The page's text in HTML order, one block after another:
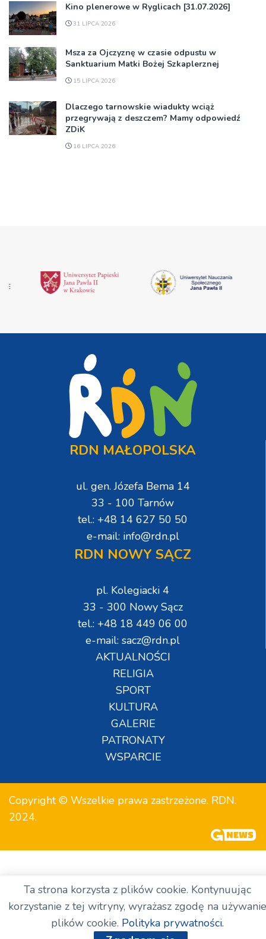
Kino plenerowe w Ryglicach [31.07.2026]
31 LIPCA 2026
Msza za Ojczyznę w czasie odpustu w
Sanktuarium Matki Bożej Szkaplerznej
15 LIPCA 2026
Dlaczego tarnowskie wiadukty wciąż
przegrywają z deszczem? Mamy odpowiedź
ZDiK
16 LIPCA 2026
RDN MAŁOPOLSKA
ul. gen. Józefa Bema 14
33 - 100 Tarnów
tel.: +48 14 627 50 50
e-mail: info@rdn.pl
RDN NOWY SĄCZ
pl. Kolegiacki 4
33 - 300 Nowy Sącz
tel.: +48 18 449 06 00
e-mail: sacz@rdn.pl
AKTUALNOŚCI
RELIGIA
SPORT
KULTURA
GALERIE
PATRONATY
WSPARCIE
Copyright © Wszelkie prawa zastrzeżone. RDN.
2024.
Ta strona korzysta z plików cookie. Kontynuując
korzystanie z tej witryny, wyrażasz zgodę na używanie
plików cookie. Polityka prywatności.